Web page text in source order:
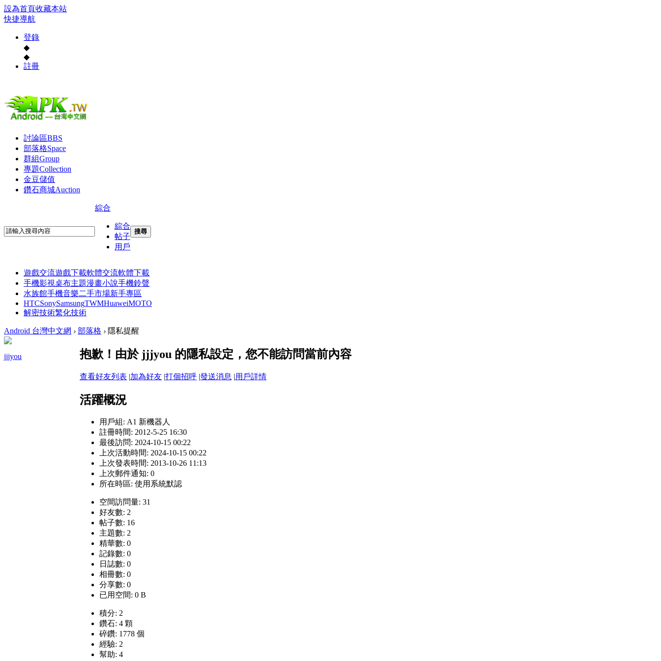
設為首頁收藏本站
快捷導航
登錄
◆
◆
註冊
討論區BBS
部落格Space
群組Group
專題Collection
金豆儲值
鑽石商城Auction
綜合
綜合
帖子
用戶
搜尋
遊戲交流遊戲下載軟體交流軟體下載
手機影視桌布主題漫畫小說手機鈴聲
水族館手機音樂二手市場新手專區
HTCSonySamsungTWMHuaweiMOTO
解密技術繁化技術
Android 台灣中文網 › 部落格 › 隱私提醒
jjjyou 抱歉！由於 jjjyou 的隱私設定，您不能訪問當前內容
查看好友列表 |加為好友 |打個招呼 |發送消息 |用戶詳情
活躍概況
用戶組: A1 新機器人
註冊時間: 2012-5-25 16:30
最後訪問: 2024-10-15 00:22
上次活動時間: 2024-10-15 00:22
上次發表時間: 2013-10-26 11:13
上次郵件通知: 0
所在時區: 使用系統默認
空間訪問量: 31
好友數: 2
帖子數: 16
主題數: 2
精華數: 0
記錄數: 0
日誌數: 0
相冊數: 0
分享數: 0
已用空間: 0 B
積分: 2
鑽石: 4 顆
碎鑽: 1778 個
經驗: 2
幫助: 4